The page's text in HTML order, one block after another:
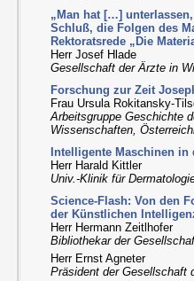
„Man hat […]
Schluß, die Folgen des
Rektoratsrede „Die
Herr Josef Hlade
Gesellschaft der Ärzte in
Forschung zur Zeit
Frau Ursula Rokitansky-
Arbeitsgruppe Geschichte
Wissenschaften,
Intelligente Maschinen in
Herr Harald Kittler
Univ.-Klinik für
Science-Flash: Von den
der Künstlichen
Herr Hermann Zeitlhofer
Bibliothekar der
Herr Ernst Agneter
Präsident der Gesellschaft